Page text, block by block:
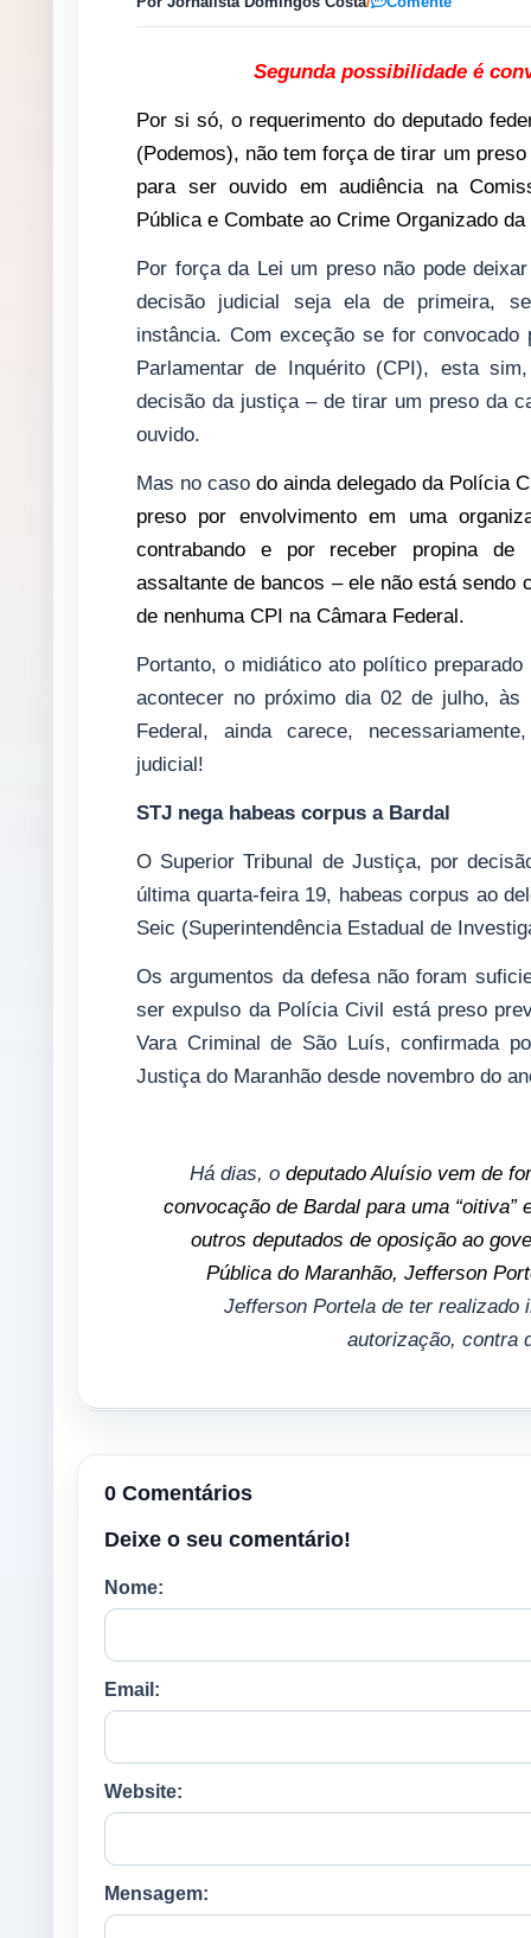
Segunda possibilidade é
Por si só, o requerimento do deputado
(Podemos), não tem força de tirar um
para ser ouvido em audiência na
Pública e Combate ao Crime Organizado
Por força da Lei um preso não pode
decisão judicial seja ela de primeira,
instância. Com exceção se for convocado
Parlamentar de Inquérito (CPI), esta
decisão da justiça – de tirar um preso da
ouvido.
Mas no caso do ainda delegado da Polícia
preso por envolvimento em uma
contrabando e por receber propina de
assaltante de bancos – ele não está sendo
de nenhuma CPI na Câmara Federal.
Portanto, o midiático ato político preparado
acontecer no próximo dia 02 de julho, às
Federal, ainda carece,
judicial!
STJ nega habeas corpus a Bardal
O Superior Tribunal de Justiça, por
última quarta-feira 19, habeas corpus ao
Seic (Superintendência Estadual de
Os argumentos da defesa não foram
ser expulso da Polícia Civil está preso
Vara Criminal de São Luís, confirmada
Justiça do Maranhão desde novembro do
Há dias, o deputado Aluísio vem de
convocação de Bardal para uma
outros deputados de oposição ao
Pública do Maranhão, Jefferson
Jefferson Portela de ter
autorização, contra
0 Comentários
Deixe o seu comentário!
Nome:
Email:
Website:
Mensagem: